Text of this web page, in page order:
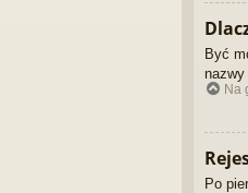
Być
Na
Po